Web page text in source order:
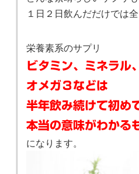
１日２日飲んだだけでは全
栄養素系のサプリ
ビタミン、ミネラル、
オメガ３などは
半年飲み続けて初め
本当の意味がわかる
になります。